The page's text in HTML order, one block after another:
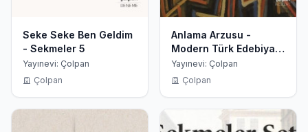
Seke Seke Ben Geldim
- Sekmeler 5
Yayınevi: Çolpan
Çolpan
Anlama Arzusu -
Modern Türk Edebiyatı
Üzerine Yazılar
Yayınevi: Çolpan
Çolpan